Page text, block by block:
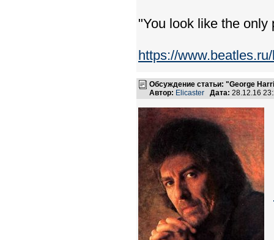
"You look like the only
https://
Обсуждение статьи: "George
Автор: Elicaster Дата: 28.12.16